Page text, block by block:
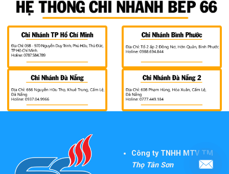
Công ty TNHH MTV TM
Thọ Tân Sơn